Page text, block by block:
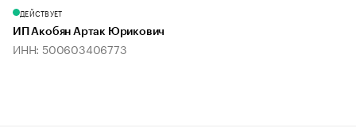
ДЕЙСТВУЕТ
ИП Акобян Артак Юрикович
ИНН: 500603406773